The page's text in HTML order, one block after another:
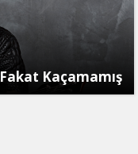
Kaçamamış